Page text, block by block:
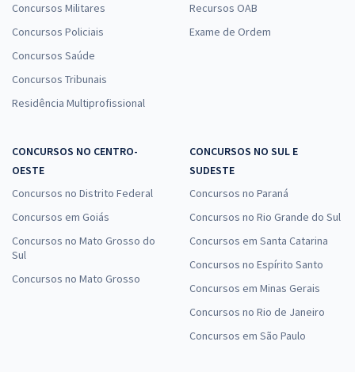
Concursos Militares
Concursos Policiais
Concursos Saúde
Concursos Tribunais
Residência Multiprofissional
Recursos OAB
Exame de Ordem
CONCURSOS NO CENTRO-
OESTE
Concursos no Distrito Federal
Concursos em Goiás
Concursos no Mato Grosso do
Sul
Concursos no Mato Grosso
CONCURSOS NO SUL E
SUDESTE
Concursos no Paraná
Concursos no Rio Grande do Sul
Concursos em Santa Catarina
Concursos no Espírito Santo
Concursos em Minas Gerais
Concursos no Rio de Janeiro
Concursos em São Paulo